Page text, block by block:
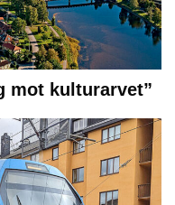
mot kulturarvet”